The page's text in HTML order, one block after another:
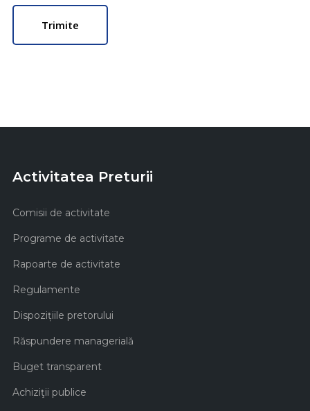
Activitatea Preturii
Comisii de activitate
Programe de activitate
Rapoarte de activitate
Regulamente
Dispozițiile pretorului
Răspundere managerială
Buget transparent
Achiziţii publice